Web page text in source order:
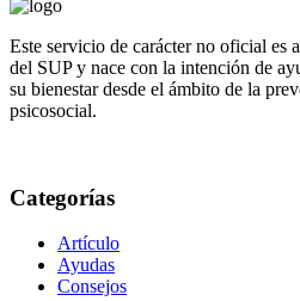
Este servicio de carácter no oficial es
del SUP y nace con la intención de
su bienestar desde el ámbito de la
psicosocial.
Categorías
Artículo
Ayudas
Consejos